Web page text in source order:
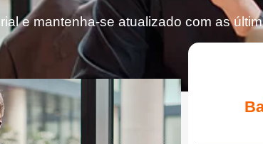
e mantenha-se atualizado com as